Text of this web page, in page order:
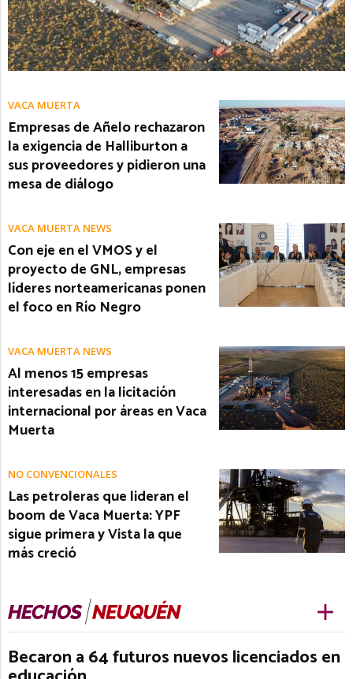
VACA MUERTA
Empresas de Añelo rechazaron
la exigencia de Halliburton a
sus proveedores y pidieron una
mesa de diálogo
VACA MUERTA NEWS
Con eje en el VMOS y el
proyecto de GNL, empresas
líderes norteamericanas ponen
el foco en Río Negro
VACA MUERTA NEWS
Al menos 15 empresas
interesadas en la licitación
internacional por áreas en Vaca
Muerta
NO CONVENCIONALES
Las petroleras que lideran el
boom de Vaca Muerta: YPF
sigue primera y Vista la que
más creció
Becaron a 64 futuros nuevos licenciados en